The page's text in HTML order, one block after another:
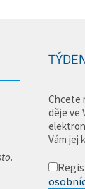
Chcete
děje ve
Vám jej